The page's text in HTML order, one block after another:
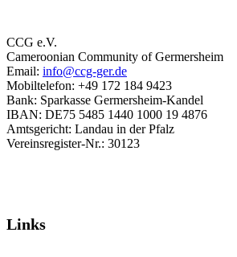
CCG e.V.
Cameroonian Community of Germersheim
Email: info@ccg-ger.de
Mobiltelefon: +49 172 184 9423
Bank: Sparkasse Germersheim-Kandel
IBAN: DE75 5485 1440 1000 19 4876
Amtsgericht: Landau in der Pfalz
Vereinsregister-Nr.: 30123
Links